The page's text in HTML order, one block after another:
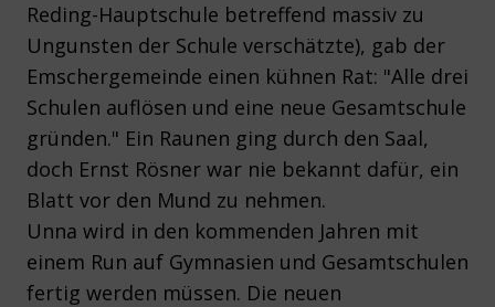
Reding-Hauptschule betreffend massiv zu
Ungunsten der Schule verschätzte), gab der
Emschergemeinde einen kühnen Rat: "Alle drei
Schulen auflösen und eine neue Gesamtschule
gründen." Ein Raunen ging durch den Saal,
doch Ernst Rösner war nie bekannt dafür, ein
Blatt vor den Mund zu nehmen.
Unna wird in den kommenden Jahren mit
einem Run auf Gymnasien und Gesamtschulen
fertig werden müssen. Die neuen